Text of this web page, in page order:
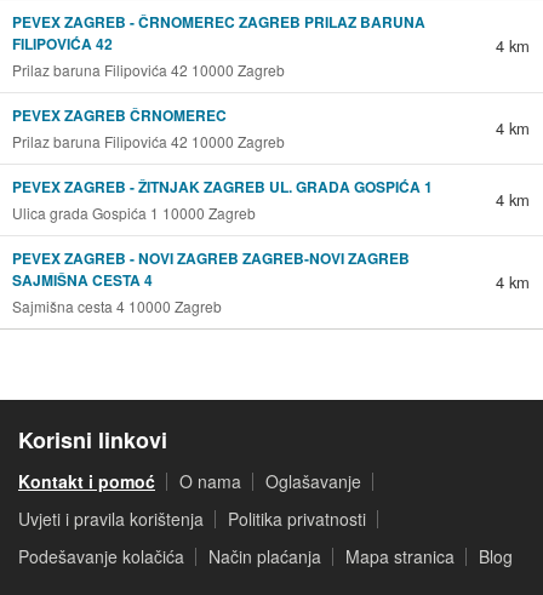
PEVEX ZAGREB - ČRNOMEREC ZAGREB PRILAZ BARUNA
FILIPOVIĆA 42
Prilaz baruna Filipovića 42 10000 Zagreb
4 km
PEVEX ZAGREB ČRNOMEREC
Prilaz baruna Filipovića 42 10000 Zagreb
4 km
PEVEX ZAGREB - ŽITNJAK ZAGREB UL. GRADA GOSPIĆA 1
Ulica grada Gospića 1 10000 Zagreb
4 km
PEVEX ZAGREB - NOVI ZAGREB ZAGREB-NOVI ZAGREB
SAJMIŠNA CESTA 4
Sajmišna cesta 4 10000 Zagreb
4 km
Korisni linkovi
Kontakt i pomoć O nama
Oglašavanje
Uvjeti i pravila korištenja
Politika privatnosti
Podešavanje kolačića
Način plaćanja Mapa stranica Blog